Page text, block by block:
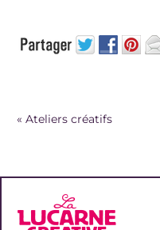
« Ateliers créatifs